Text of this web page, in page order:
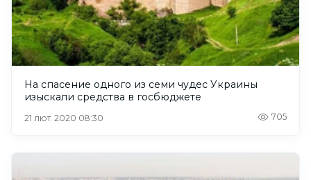
На спасение одного из семи чудес Украины
изыскали средства в госбюджете
21 лют. 2020 08:30 705